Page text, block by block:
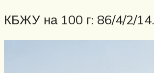
КБЖУ на 100 г: 86/4/2/14.